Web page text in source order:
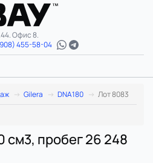
Офис 8.
455-58-04
Gilera DNA180
Лот 8083
см3, пробег 26 248